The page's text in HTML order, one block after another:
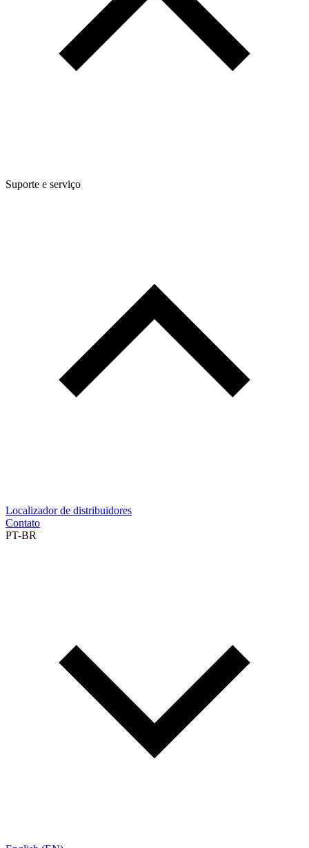
Suporte e serviço
Localizador de distribuidores
Contato
PT-BR